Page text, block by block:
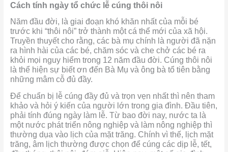
Cách tính ngày tổ chức lễ cúng thôi nôi
Năm đầu đời, là giai đoạn khó khăn nhất của mỗi bé
trước khi “thôi nôi” trở thành một cá thể mới của xã hội.
Truyền thuyết cho rằng, các bà mụ chính là người đã nặn
ra hình hài của các bé, chăm sóc và che chở các bé ra
khỏi mọi nguy hiểm trong 12 năm đầu đời. Cúng thôi nôi
là thể hiện sự biết ơn đến Bà Mụ và ông bà tổ tiên bằng
những mâm cỗ đủ đầy.
Để chuẩn bị lễ cúng đầy đủ và trọn vẹn nhất thì nên tham
khảo và hỏi ý kiến của người lớn trong gia đình. Đầu tiên,
phải tính đúng ngày làm lễ. Từ bao đời nay, nước ta là
một nước phát triển nông nghiệp và làm nông nghiệp thì
thường dụa vào lịch của mặt trăng. Chính vì thế, lịch mặt
trăng, âm lịch thường được chọn để cúng các dịp lễ, tết,